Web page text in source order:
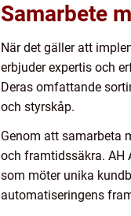
Samarbete
När det gäller att
erbjuder expertis och
Deras omfattande
och styrskåp.
Genom att samarbeta
och framtidssäkra. AH
som möter unika
automatiseringens